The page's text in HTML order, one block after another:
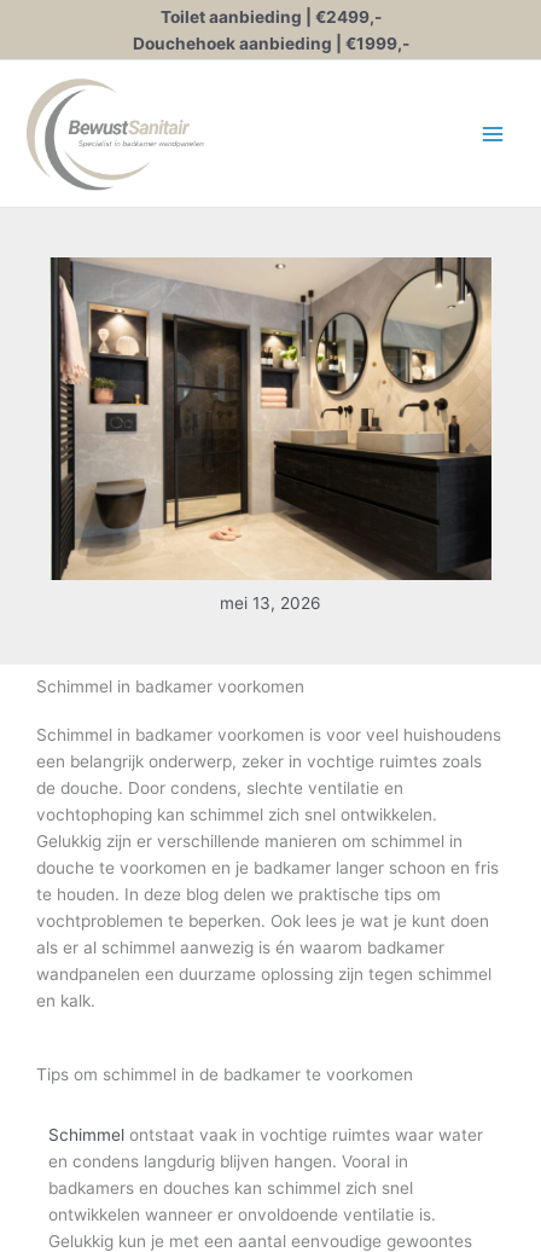
de
inhoud
Toilet aanbieding | €2499,-
Douchehoek aanbieding | €1999,-
mei 13, 2026
Schimmel in badkamer voorkomen
Schimmel in badkamer voorkomen is voor veel huishoudens
een belangrijk onderwerp, zeker in vochtige ruimtes zoals
de douche. Door condens, slechte ventilatie en
vochtophoping kan schimmel zich snel ontwikkelen.
Gelukkig zijn er verschillende manieren om schimmel in
douche te voorkomen en je badkamer langer schoon en fris
te houden. In deze blog delen we praktische tips om
vochtproblemen te beperken. Ook lees je wat je kunt doen
als er al schimmel aanwezig is én waarom badkamer
wandpanelen een duurzame oplossing zijn tegen schimmel
en kalk.
Tips om schimmel in de badkamer te voorkomen
Schimmel ontstaat vaak in vochtige ruimtes waar water
en condens langdurig blijven hangen. Vooral in
badkamers en douches kan schimmel zich snel
ontwikkelen wanneer er onvoldoende ventilatie is.
Gelukkig kun je met een aantal eenvoudige gewoontes